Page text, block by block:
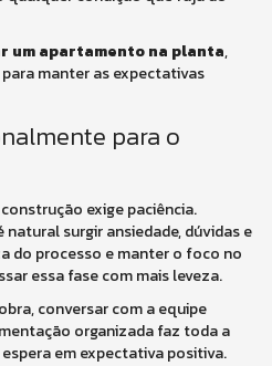
um apartamento na planta,
manter as expectativas
para o
exige paciência.
surgir ansiedade, dúvidas e
do processo e manter o foco no
essa fase com mais leveza.
conversar com a equipe
organizada faz toda a
em expectativa positiva.